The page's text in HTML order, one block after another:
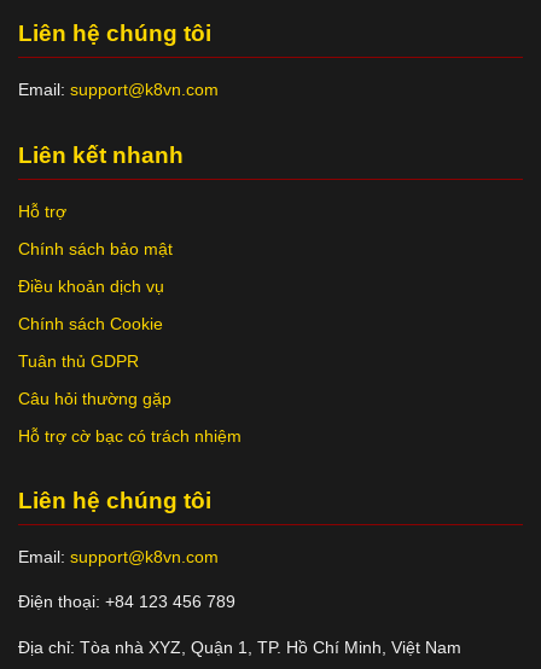
Liên hệ chúng tôi
Email: support@k8vn.com
Liên kết nhanh
Hỗ trợ
Chính sách bảo mật
Điều khoản dịch vụ
Chính sách Cookie
Tuân thủ GDPR
Câu hỏi thường gặp
Hỗ trợ cờ bạc có trách nhiệm
Liên hệ chúng tôi
Email: support@k8vn.com
Điện thoại: +84 123 456 789
Địa chỉ: Tòa nhà XYZ, Quận 1, TP. Hồ Chí Minh, Việt Nam